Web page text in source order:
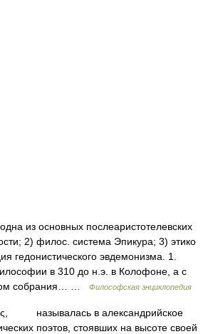
из основных послеаристотелевских
2) филос. система Эпикура; 3) этико
гедонистического эвдемонизма. 1.
в 310 до н.э. в Колофоне, а с
собрания… …
Философская энциклопедия
называлась в александрийское
поэтов, стоявших на высоте своей